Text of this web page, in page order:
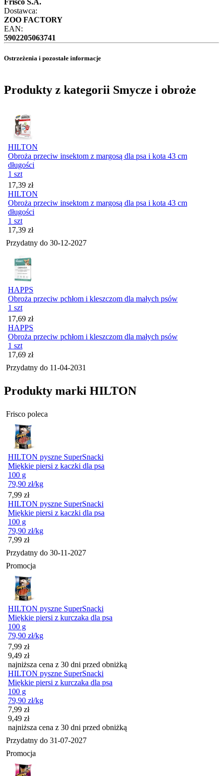
Dostawca:
ZOO FACTORY
EAN:
5902205063741
Ostrzeżenia i pozostałe informacje
Produkty z kategorii Smycze i obroże
HILTON
Obroża przeciw insektom z margosą dla psa i kota 43 cm
długości
1 szt
Cena
17,39 zł
HILTON
Obroża przeciw insektom z margosą dla psa i kota 43 cm
długości
1 szt
Cena
17,39 zł
Przydatny do 30-12-2027
HAPPS
Obroża przeciw pchłom i kleszczom dla małych psów
1 szt
Cena
17,69 zł
HAPPS
Obroża przeciw pchłom i kleszczom dla małych psów
1 szt
Cena
17,69 zł
Przydatny do 11-04-2031
Produkty marki HILTON
Frisco poleca
HILTON pyszne SuperSnacki
Miękkie piersi z kaczki dla psa
100 g
79,90 zł/kg
Cena
7,99 zł
HILTON pyszne SuperSnacki
Miękkie piersi z kaczki dla psa
100 g
79,90 zł/kg
Cena
7,99 zł
Przydatny do 30-11-2027
Promocja
HILTON pyszne SuperSnacki
Miękkie piersi z kurczaka dla psa
100 g
79,90 zł/kg
Cena promocyjna
7,99 zł
9,49 zł
najniższa cena z 30 dni przed obniżką
HILTON pyszne SuperSnacki
Miękkie piersi z kurczaka dla psa
100 g
79,90 zł/kg
Cena promocyjna
7,99 zł
9,49 zł
najniższa cena z 30 dni przed obniżką
Przydatny do 31-07-2027
Promocja